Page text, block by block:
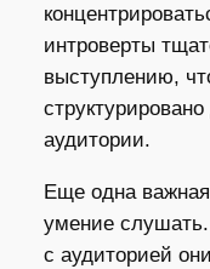
интроверты
выступлению,
аудитории.
Еще одна
умение
с аудиторией